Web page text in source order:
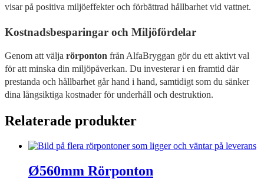
visar på positiva miljöeffekter och förbättrad hållbarhet vid vattnet.
Kostnadsbesparingar och Miljöfördelar
Genom att välja rörponton från AlfaBryggan gör du ett aktivt val
för att minska din miljöpåverkan. Du investerar i en framtid där
prestanda och hållbarhet går hand i hand, samtidigt som du sänker
dina långsiktiga kostnader för underhåll och destruktion.
Relaterade produkter
Ø560mm Rörponton